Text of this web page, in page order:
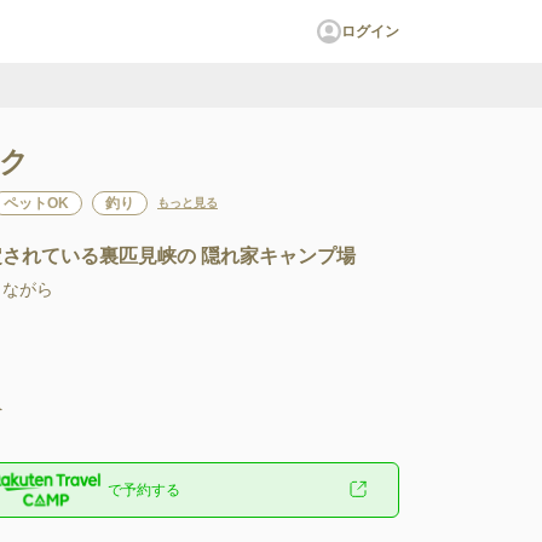
ログイン
ペットOK 釣り もっと見る
れている裏匹見峡の 隠れ家キャンプ場
がら
で予約する